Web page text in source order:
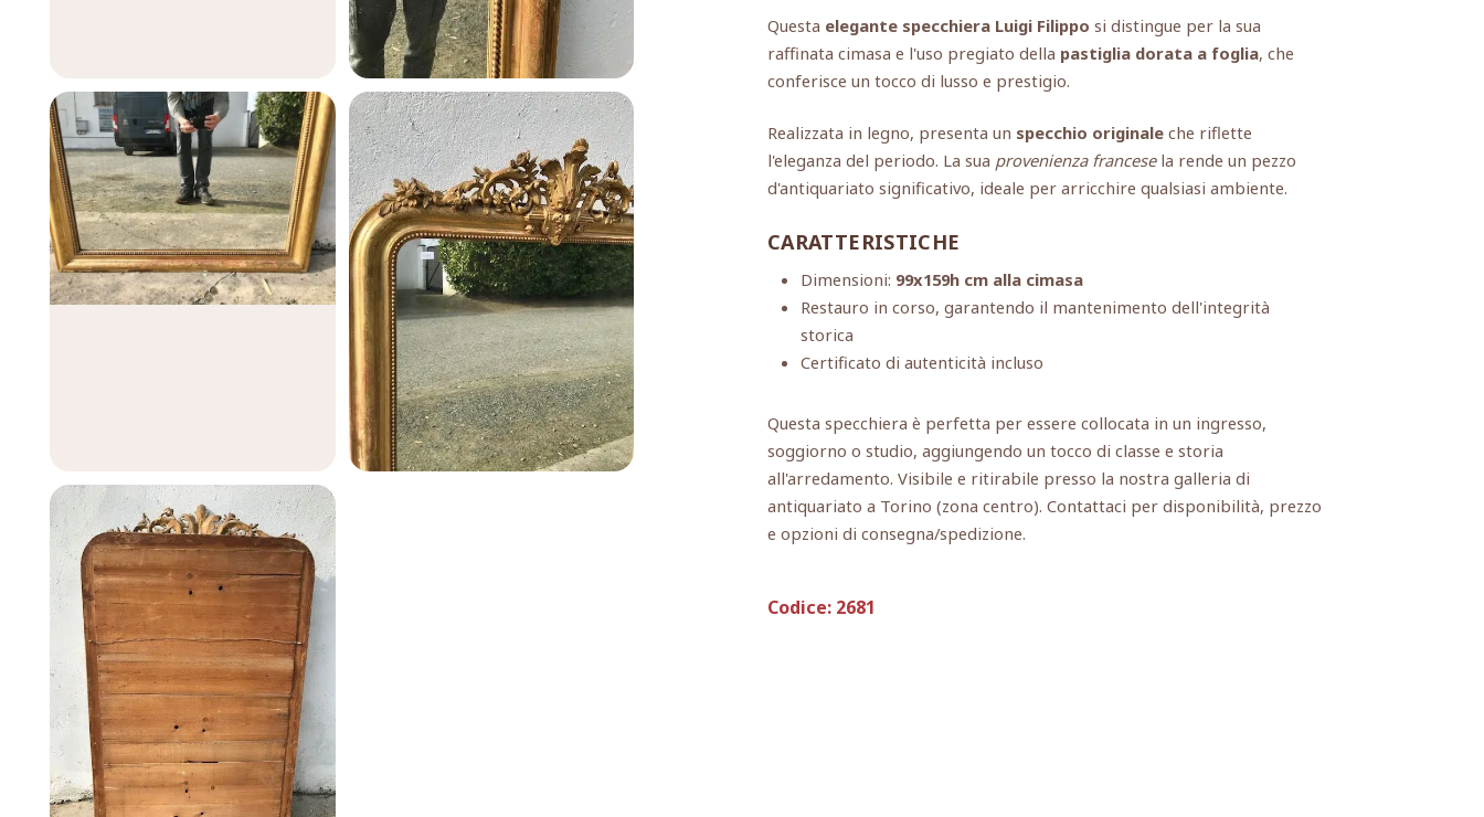
Questa elegante specchiera Luigi Filippo si distingue per la sua
raffinata cimasa e l'uso pregiato della pastiglia dorata a foglia, che
conferisce un tocco di lusso e prestigio.
Realizzata in legno, presenta un specchio originale che riflette
l'eleganza del periodo. La sua provenienza francesela rende un pezzo
d'antiquariato significativo, ideale per arricchire qualsiasi ambiente.
CARATTERISTICHE
Dimensioni: 99x159h cm alla cimasa
Restauro in corso, garantendo il mantenimento dell'integrità
storica
Certificato di autenticità incluso
Questa specchiera è perfetta per essere collocata in un ingresso,
soggiorno o studio, aggiungendo un tocco di classe e storia
all'arredamento. Visibile e ritirabile presso la nostra galleria di
antiquariato a Torino (zona centro). Contattaci per disponibilità, prezzo
e opzioni di consegna/spedizione.
Codice: 2681